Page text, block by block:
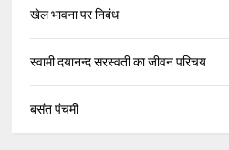
खेल भावना पर निबंध
स्वामी दयानन्द सरस्वती का जीवन परिचय
बसंत पंचमी